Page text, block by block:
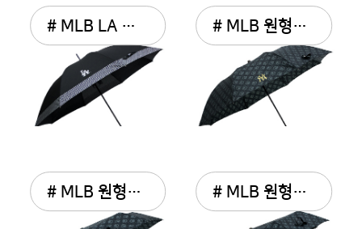
# MLB LA 보더패턴 70장우산 # MLB 원형로고패턴 2단 ...
# MLB 원형로고패턴 3단 ... # MLB 원형로고패턴 3단 ...